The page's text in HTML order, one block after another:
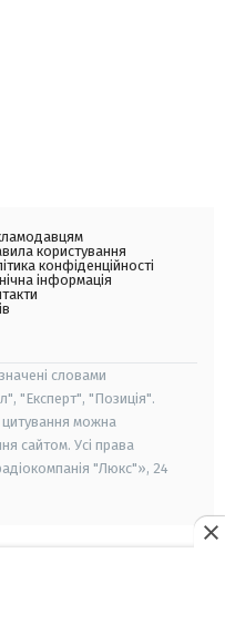
користування
конфіденційності
інформація
словами
"Експерт", "Позиція".
можна
сайтом. Усі права
"Люкс"», 24